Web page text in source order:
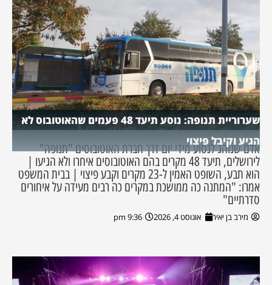
שערוריית תנופה: נוסע תיעד 48 פעמים שהאוטובוס לא
הגיע וקיבל פיצוי
אדם שנוהג לנסוע מידי יום דרך חברת האוטובוסים "תנופה"
לירושלים, תיעד 48 מקרים בהם האוטובוסים איחרו ולא הגיעו |
הוא תבע, השופט האמין ל-23 מקרים וקבע פיצוי | בבית המשפט
אמרו: "המתנה כה ממושכת במקרים כה רבים מעידה על איחורים
סדרתיים"
מירב בן יאיר אוגוסט 4, 2026 9:36 pm